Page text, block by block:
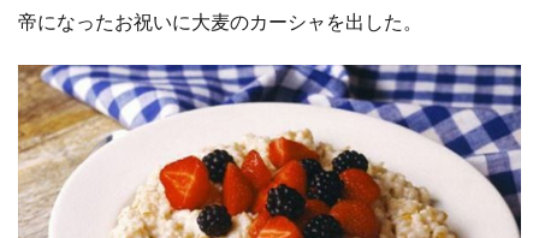
帝になったお祝いに大麦のカーシャを出した。